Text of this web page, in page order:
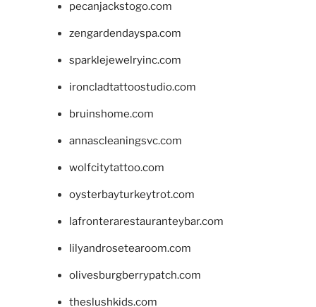
pecanjackstogo.com
zengardendayspa.com
sparklejewelryinc.com
ironcladtattoostudio.com
bruinshome.com
annascleaningsvc.com
wolfcitytattoo.com
oysterbayturkeytrot.com
lafronterarestauranteybar.com
lilyandrosetearoom.com
olivesburgberrypatch.com
theslushkids.com